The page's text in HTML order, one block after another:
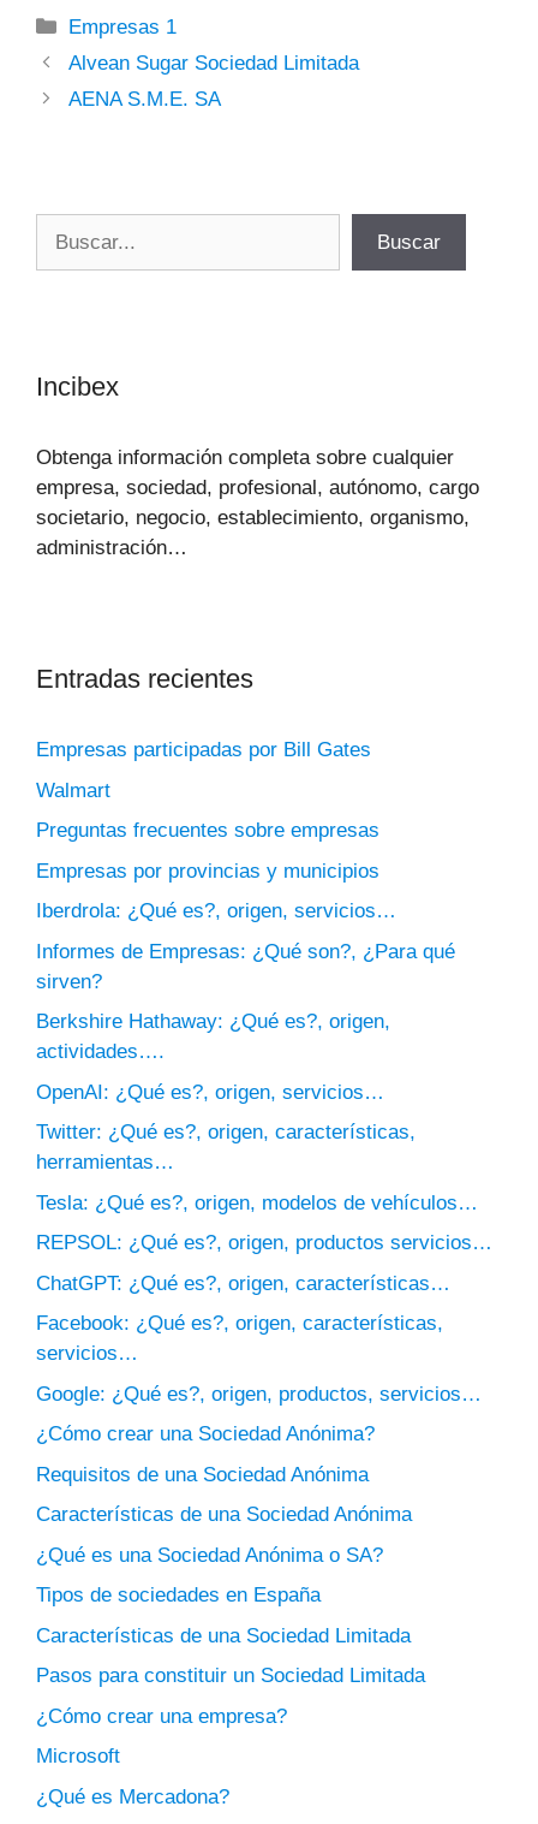
Categorías
Empresas 1
Alvean Sugar Sociedad Limitada
AENA S.M.E. SA
Buscar
Incibex
Obtenga información completa sobre cualquier
empresa, sociedad, profesional, autónomo, cargo
societario, negocio, establecimiento, organismo,
administración…
Entradas recientes
Empresas participadas por Bill Gates
Walmart
Preguntas frecuentes sobre empresas
Empresas por provincias y municipios
Iberdrola: ¿Qué es?, origen, servicios…
Informes de Empresas: ¿Qué son?, ¿Para qué
sirven?
Berkshire Hathaway: ¿Qué es?, origen,
actividades….
OpenAI: ¿Qué es?, origen, servicios…
Twitter: ¿Qué es?, origen, características,
herramientas…
Tesla: ¿Qué es?, origen, modelos de vehículos…
REPSOL: ¿Qué es?, origen, productos servicios…
ChatGPT: ¿Qué es?, origen, características…
Facebook: ¿Qué es?, origen, características,
servicios…
Google: ¿Qué es?, origen, productos, servicios…
¿Cómo crear una Sociedad Anónima?
Requisitos de una Sociedad Anónima
Características de una Sociedad Anónima
¿Qué es una Sociedad Anónima o SA?
Tipos de sociedades en España
Características de una Sociedad Limitada
Pasos para constituir un Sociedad Limitada
¿Cómo crear una empresa?
Microsoft
¿Qué es Mercadona?